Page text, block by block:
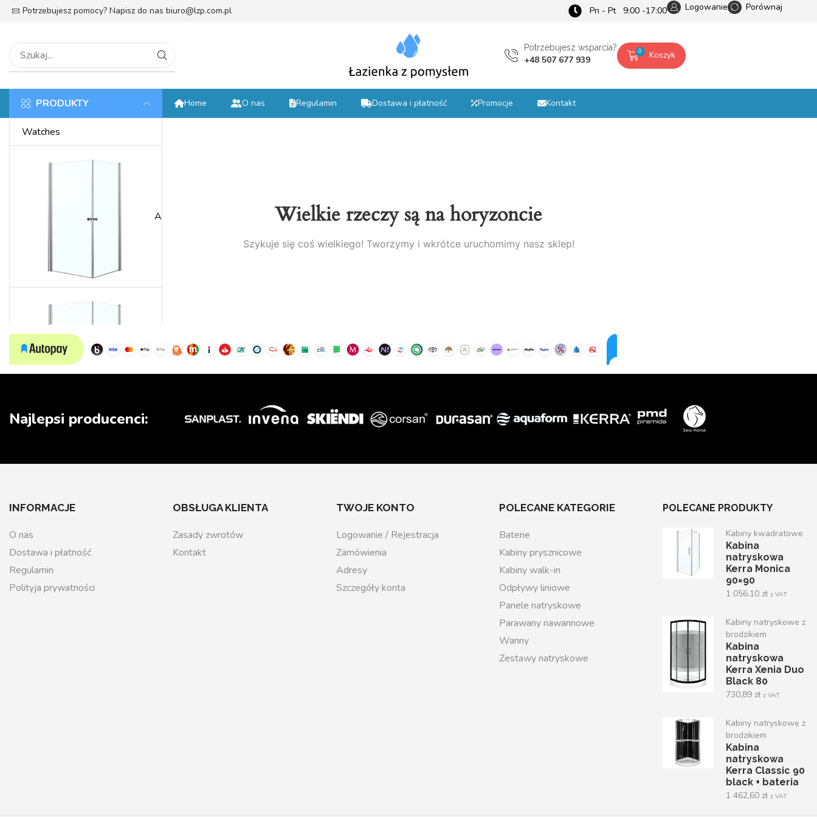
Potrzebujesz pomocy? Napisz do nas biuro@lzp.com.pl Pn - Pt 9:00 -17:00 Logowanie Porównaj
Potrzebujesz wsparcia?
+48 507 677 939
0 Koszyk
PRODUKTY
Watches
Anniversary
Wedding
Home O nas Regulamin Dostawa i płatność Promocje Kontakt
Wielkie rzeczy są na horyzoncie
Szykuje się coś wielkiego! Tworzymy i wkrótce uruchomimy nasz sklep!
Najlepsi producenci:
INFORMACJE
O nas
Dostawa i płatność
Regulamin
Polityja prywatności
OBSŁUGA KLIENTA
Zasady zwrotów
Kontakt
TWOJE KONTO
Logowanie / Rejestracja
Zamówienia
Adresy
Szczegóły konta
POLECANE KATEGORIE
Baterie
Kabiny prysznicowe
Kabiny walk-in
Odpływy liniowe
Panele natryskowe
Parawany nawannowe
Wanny
Zestawy natryskowe
POLECANE PRODUKTY
Kabiny kwadratowe
Kabina
natryskowa
Kerra Monica
90×90
1 056,10 zł z VAT
Kabiny natryskowe z
brodzikiem
Kabina
natryskowa
Kerra Xenia Duo
Black 80
730,89 zł z VAT
Kabiny natryskowe z
brodzikiem
Kabina
natryskowa
Kerra Classic 90
black + bateria
1 462,60 zł z VAT